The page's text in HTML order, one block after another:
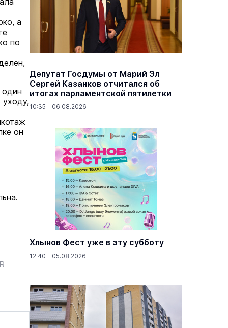
а
по
один
уходу,
он
Депутат Госдумы от Марий Эл
Сергей Казанков отчитался об
итогах парламентской пятилетки
10:35 06.08.2026
Хлынов Фест уже в эту субботу
12:40 05.08.2026